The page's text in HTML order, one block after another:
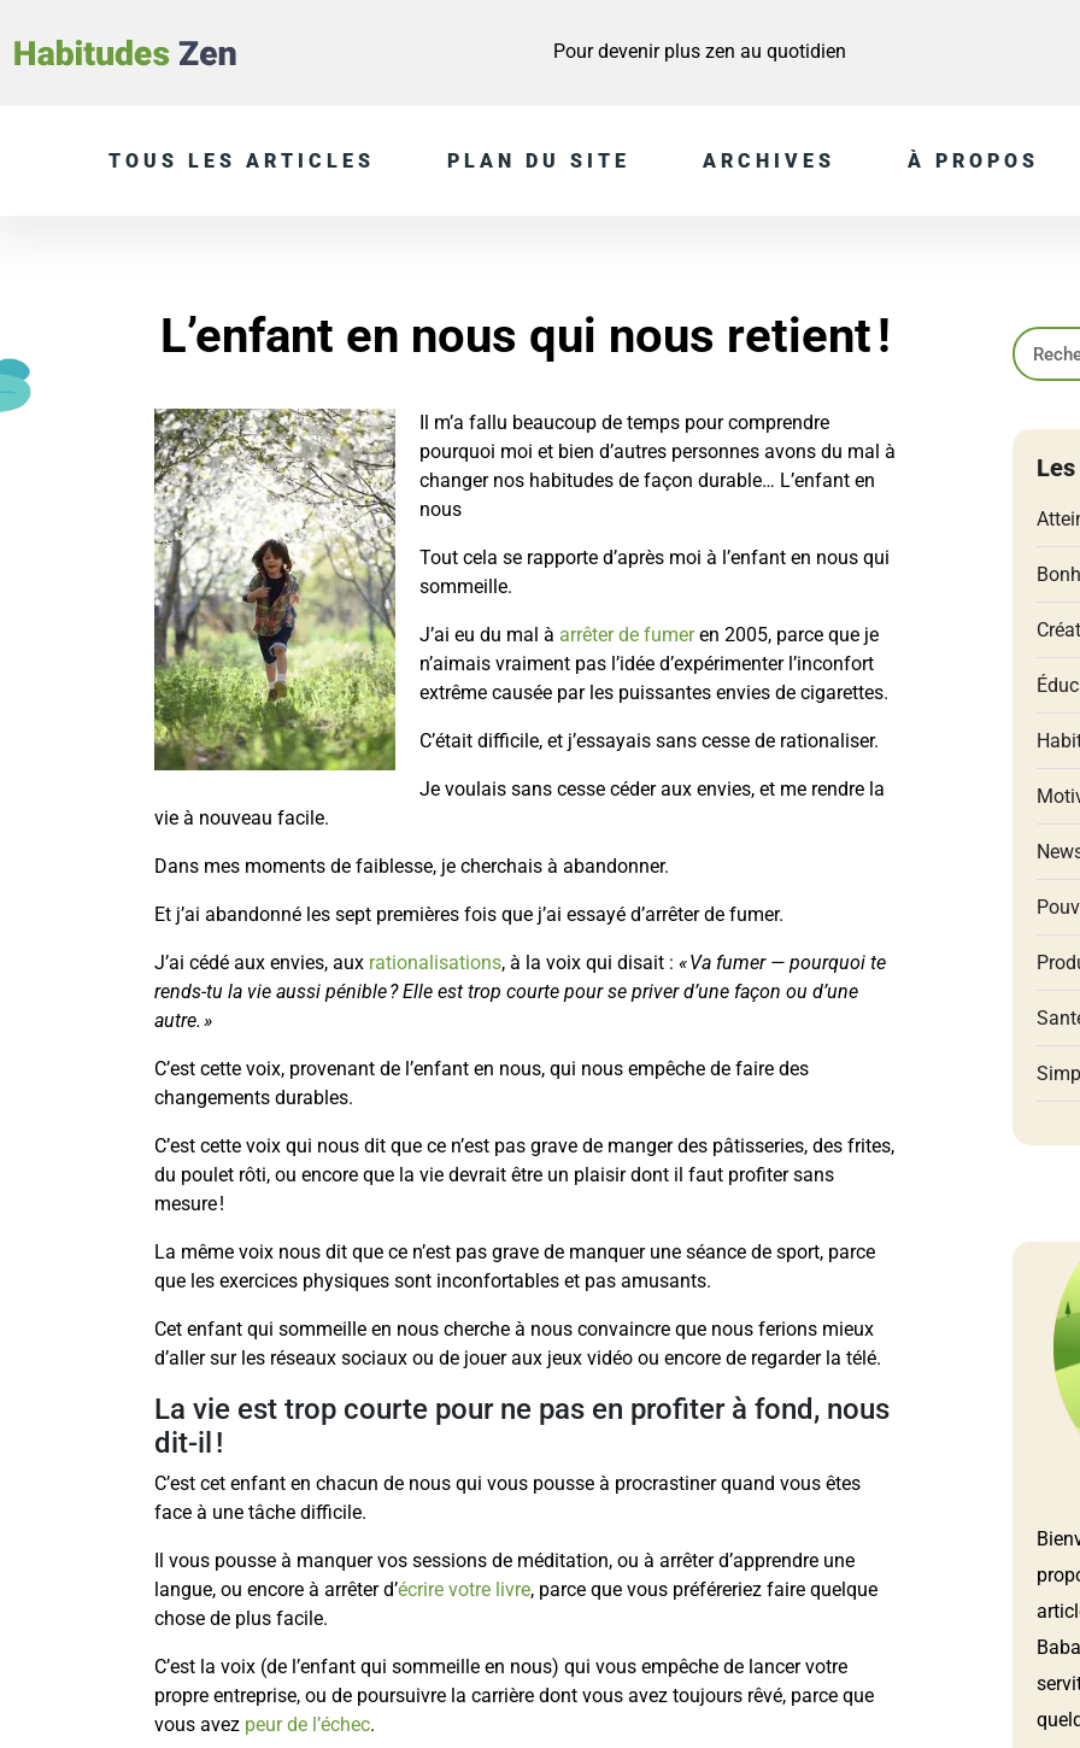
Pour devenir plus zen au quotidien
TOUS LES ARTICLES PLAN DU SITE ARCHIVES À PROPOS
L’enfant en nous qui nous retient !
Il m’a fallu beaucoup de temps pour comprendre
pourquoi moi et bien d’autres personnes avons du mal à
changer nos habitudes de façon durable… L’enfant en
nous
Tout cela se rapporte d’après moi à l’enfant en nous qui
sommeille.
J’ai eu du mal à arrêter de fumeren 2005, parce que je
n’aimais vraiment pas l’idée d’expérimenter l’inconfort
extrême causée par les puissantes envies de cigarettes.
C’était difficile, et j’essayais sans cesse de rationaliser.
Je voulais sans cesse céder aux envies, et me rendre la
vie à nouveau facile.
Dans mes moments de faiblesse, je cherchais à abandonner.
Et j’ai abandonné les sept premières fois que j’ai essayé d’arrêter de fumer.
J’ai cédé aux envies, aux rationalisations, à la voix qui disait : « Va fumer — pourquoi te
rends-tu la vie aussi pénible ? Elle est trop courte pour se priver d’une façon ou d’une
autre. »
C’est cette voix, provenant de l’enfant en nous, qui nous empêche de faire des
changements durables.
C’est cette voix qui nous dit que ce n’est pas grave de manger des pâtisseries, des frites,
du poulet rôti, ou encore que la vie devrait être un plaisir dont il faut profiter sans
mesure !
La même voix nous dit que ce n’est pas grave de manquer une séance de sport, parce
que les exercices physiques sont inconfortables et pas amusants.
Cet enfant qui sommeille en nous cherche à nous convaincre que nous ferions mieux
d’aller sur les réseaux sociaux ou de jouer aux jeux vidéo ou encore de regarder la télé.
La vie est trop courte pour ne pas en profiter à fond, nous
dit-il !
C’est cet enfant en chacun de nous qui vous pousse à procrastiner quand vous êtes
face à une tâche difficile.
Il vous pousse à manquer vos sessions de méditation, ou à arrêter d’apprendre une
langue, ou encore à arrêter d’écrire votre livre, parce que vous préféreriez faire quelque
chose de plus facile.
C’est la voix (de l’enfant qui sommeille en nous) qui vous empêche de lancer votre
propre entreprise, ou de poursuivre la carrière dont vous avez toujours rêvé, parce que
vous avez peur de l’échec.